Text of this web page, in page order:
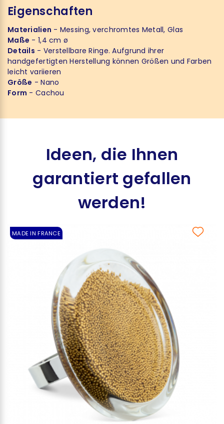
Eigenschaften
Materialien - Messing, verchromtes Metall, Glas
Maße - 1,4 cm ø
Details - Verstellbare Ringe. Aufgrund ihrer
handgefertigten Herstellung können Größen und Farben
leicht variieren
Größe - Nano
Form - Cachou
Ideen, die Ihnen
garantiert gefallen
werden!
MADE IN FRANCE